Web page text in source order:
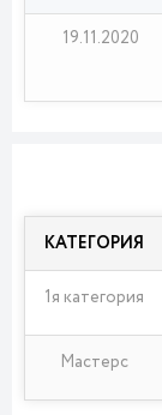
19.11.2020
КАТЕГОРИЯ
1я категория
Мастерс